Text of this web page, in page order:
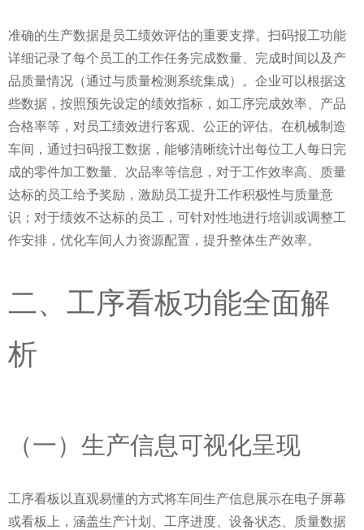
准确的生产数据是员工绩效评估的重要支撑。扫码报工功能
详细记录了每个员工的工作任务完成数量、完成时间以及产
品质量情况（通过与质量检测系统集成）。企业可以根据这
些数据，按照预先设定的绩效指标，如工序完成效率、产品
合格率等，对员工绩效进行客观、公正的评估。在机械制造
车间，通过扫码报工数据，能够清晰统计出每位工人每日完
成的零件加工数量、次品率等信息，对于工作效率高、质量
达标的员工给予奖励，激励员工提升工作积极性与质量意
识；对于绩效不达标的员工，可针对性地进行培训或调整工
作安排，优化车间人力资源配置，提升整体生产效率。
二、工序看板功能全面解
析
（一）生产信息可视化呈现
工序看板以直观易懂的方式将车间生产信息展示在电子屏幕
或看板上，涵盖生产计划、工序进度、设备状态、质量数据